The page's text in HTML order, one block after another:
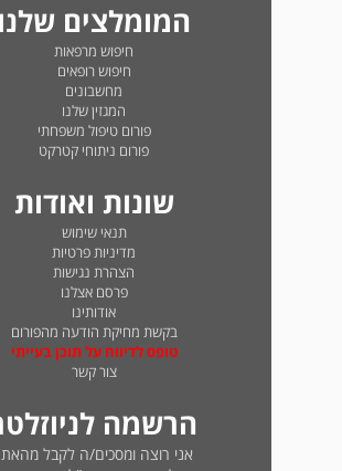
המומלצים שלנו
חיפוש מרפאות
חיפוש רופאים
מחשבונים
המגזין שלנו
פורום טיפול משפחתי
פורום ניתוחי קטרקט
שונות ואודות
תנאי שימוש
מדיניות פרטיות
הצהרת נגישות
פרסם אצלנו
אודותינו
בקשת מחיקת הודעה מהפורום
טופס לדיווח על תוכן בעייתי
צור קשר
הרשמה
אני רוצה ומסכים/ה לקבל